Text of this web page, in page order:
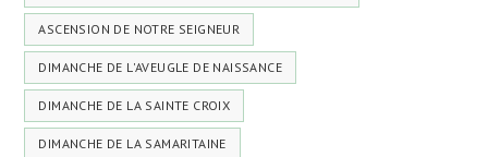
ASCENSION DE NOTRE SEIGNEUR
DIMANCHE DE L'AVEUGLE DE NAISSANCE
DIMANCHE DE LA SAINTE CROIX
DIMANCHE DE LA SAMARITAINE